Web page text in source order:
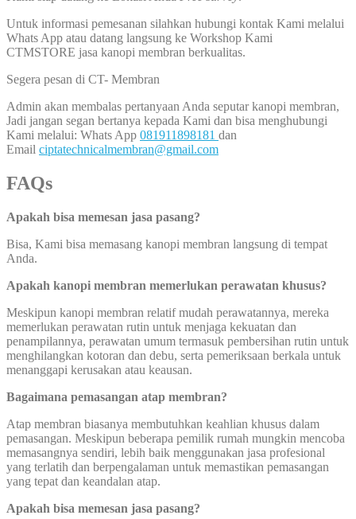
Untuk informasi pemesanan silahkan hubungi kontak Kami melalui
Whats App atau datang langsung ke Workshop Kami
CTMSTORE jasa kanopi membran berkualitas.
Segera pesan di CT- Membran
Admin akan membalas pertanyaan Anda seputar kanopi membran,
Jadi jangan segan bertanya kepada Kami dan bisa menghubungi
Kami melalui: Whats App 081911898181 dan
Email ciptatechnicalmembran@gmail.com
FAQs
Apakah bisa memesan jasa pasang?
Bisa, Kami bisa memasang kanopi membran langsung di tempat
Anda.
Apakah kanopi membran memerlukan perawatan khusus?
Meskipun kanopi membran relatif mudah perawatannya, mereka
memerlukan perawatan rutin untuk menjaga kekuatan dan
penampilannya, perawatan umum termasuk pembersihan rutin untuk
menghilangkan kotoran dan debu, serta pemeriksaan berkala untuk
menanggapi kerusakan atau keausan.
Bagaimana pemasangan atap membran?
Atap membran biasanya membutuhkan keahlian khusus dalam
pemasangan. Meskipun beberapa pemilik rumah mungkin mencoba
memasangnya sendiri, lebih baik menggunakan jasa profesional
yang terlatih dan berpengalaman untuk memastikan pemasangan
yang tepat dan keandalan atap.
Apakah bisa memesan jasa pasang?